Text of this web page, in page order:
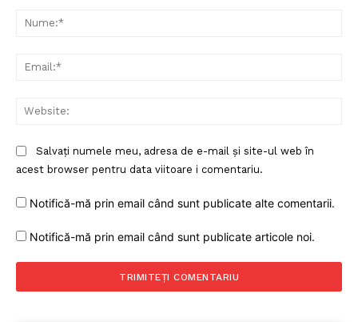
Salvați numele meu, adresa de e-mail și site-ul web în
acest browser pentru data viitoare i comentariu.
Notifică-mă prin email când sunt publicate alte comentarii.
Notifică-mă prin email când sunt publicate articole noi.